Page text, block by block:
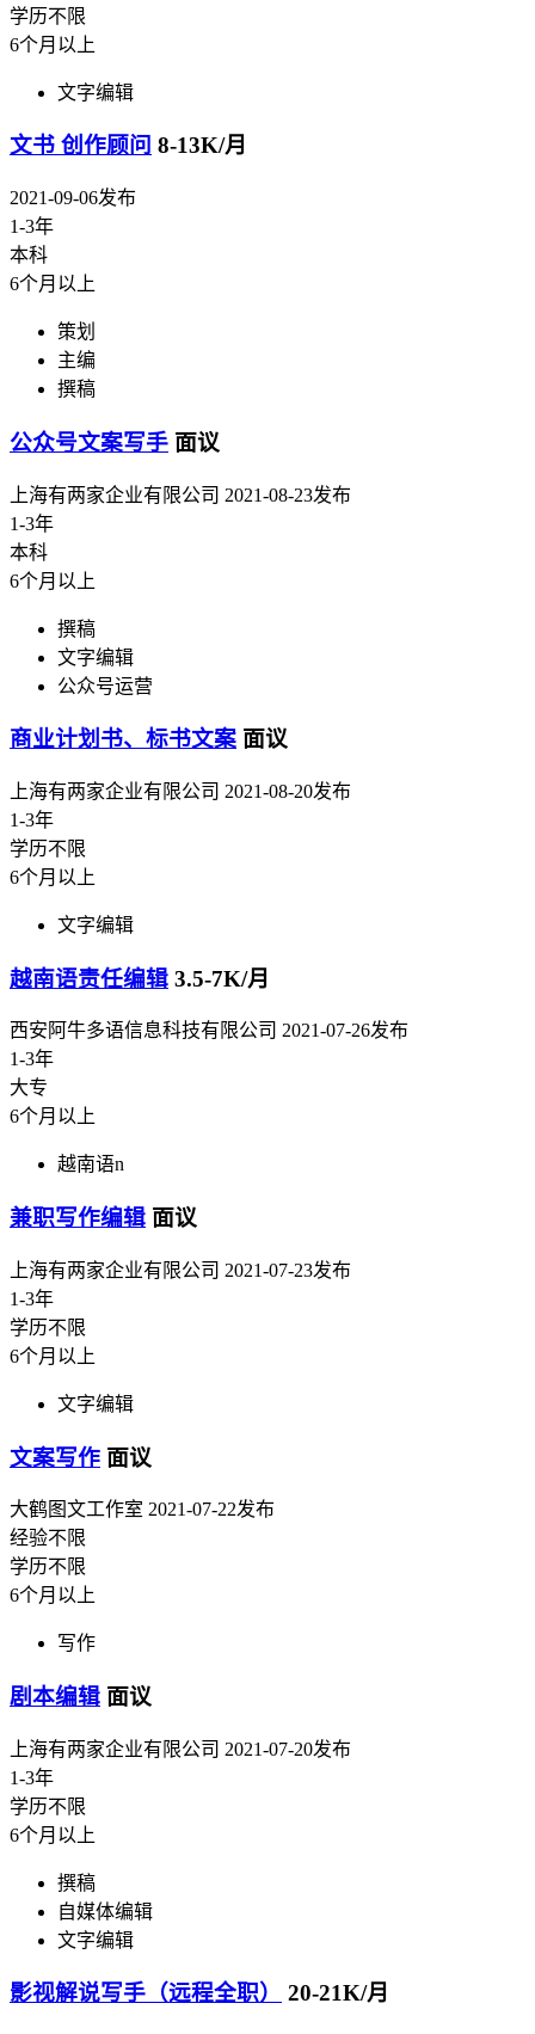
学历不限
6个月以上
文字编辑
文书 创作顾问 8-13K/月
2021-09-06发布
1-3年
本科
6个月以上
策划
主编
撰稿
公众号文案写手 面议
上海有两家企业有限公司 2021-08-23发布
1-3年
本科
6个月以上
撰稿
文字编辑
公众号运营
商业计划书、标书文案 面议
上海有两家企业有限公司 2021-08-20发布
1-3年
学历不限
6个月以上
文字编辑
越南语责任编辑 3.5-7K/月
西安阿牛多语信息科技有限公司 2021-07-26发布
1-3年
大专
6个月以上
越南语n
兼职写作编辑 面议
上海有两家企业有限公司 2021-07-23发布
1-3年
学历不限
6个月以上
文字编辑
文案写作 面议
大鹤图文工作室 2021-07-22发布
经验不限
学历不限
6个月以上
写作
剧本编辑 面议
上海有两家企业有限公司 2021-07-20发布
1-3年
学历不限
6个月以上
撰稿
自媒体编辑
文字编辑
影视解说写手（远程全职） 20-21K/月